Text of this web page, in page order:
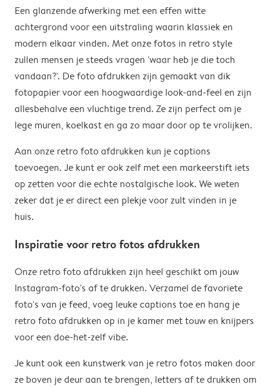
Een glanzende afwerking met een effen witte
achtergrond voor een uitstraling waarin klassiek en
modern elkaar vinden. Met onze fotos in retro style
zullen mensen je steeds vragen 'waar heb je die toch
vandaan?'. De foto afdrukken zijn gemaakt van dik
fotopapier voor een hoogwaardige look-and-feel en zijn
allesbehalve een vluchtige trend. Ze zijn perfect om je
lege muren, koelkast en ga zo maar door op te vrolijken.
Aan onze retro foto afdrukken kun je captions
toevoegen. Je kunt er ook zelf met een markeerstift iets
op zetten voor die echte nostalgische look. We weten
zeker dat je er direct een plekje voor zult vinden in je
huis.
Inspiratie voor retro fotos afdrukken
Onze retro foto afdrukken zijn heel geschikt om jouw
Instagram-foto's af te drukken. Verzamel de favoriete
foto's van je feed, voeg leuke captions toe en hang je
retro foto afdrukken op in je kamer met touw en knijpers
voor een doe-het-zelf vibe.
Je kunt ook een kunstwerk van je retro fotos maken door
ze boven je deur aan te brengen, letters af te drukken om